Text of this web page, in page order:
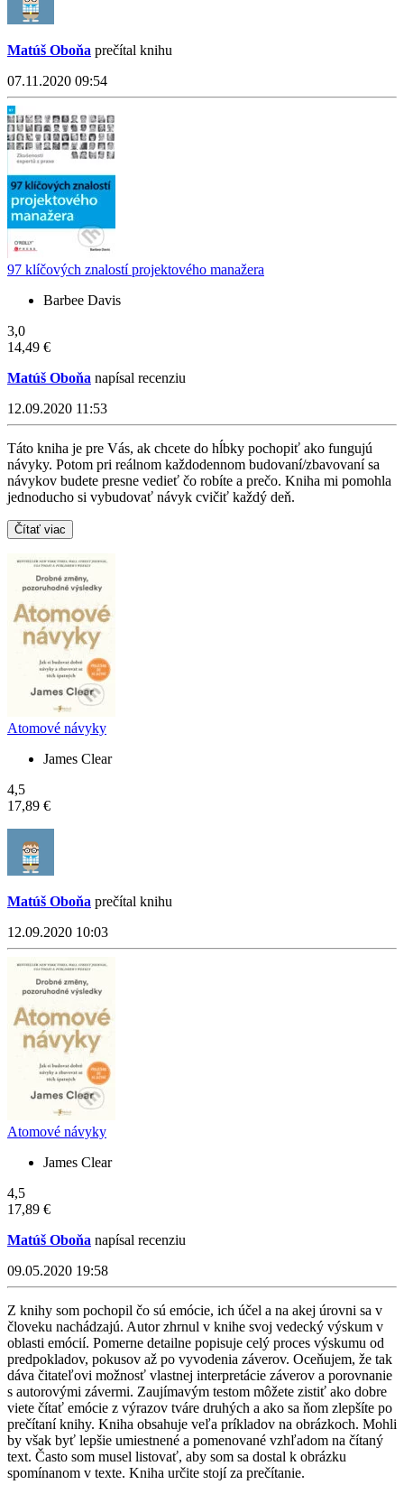
Matúš Oboňa prečítal knihu
07.11.2020 09:54
97 klíčových znalostí projektového manažera
Barbee Davis
3,0
14,49 €
Matúš Oboňa napísal recenziu
12.09.2020 11:53
Táto kniha je pre Vás, ak chcete do hĺbky pochopiť ako fungujú
návyky. Potom pri reálnom každodennom budovaní/zbavovaní sa
návykov budete presne vedieť čo robíte a prečo. Kniha mi pomohla
jednoducho si vybudovať návyk cvičiť každý deň.
Čítať viac
Atomové návyky
James Clear
4,5
17,89 €
Matúš Oboňa prečítal knihu
12.09.2020 10:03
Atomové návyky
James Clear
4,5
17,89 €
Matúš Oboňa napísal recenziu
09.05.2020 19:58
Z knihy som pochopil čo sú emócie, ich účel a na akej úrovni sa v
človeku nachádzajú. Autor zhrnul v knihe svoj vedecký výskum v
oblasti emócií. Pomerne detailne popisuje celý proces výskumu od
predpokladov, pokusov až po vyvodenia záverov. Oceňujem, že tak
dáva čitateľovi možnosť vlastnej interpretácie záverov a porovnanie
s autorovými závermi. Zaujímavým testom môžete zistiť ako dobre
viete čítať emócie z výrazov tváre druhých a ako sa ňom zlepšíte po
prečítaní knihy. Kniha obsahuje veľa príkladov na obrázkoch. Mohli
by však byť lepšie umiestnené a pomenované vzhľadom na čítaný
text. Často som musel listovať, aby som sa dostal k obrázku
spomínanom v texte. Kniha určite stojí za prečítanie.